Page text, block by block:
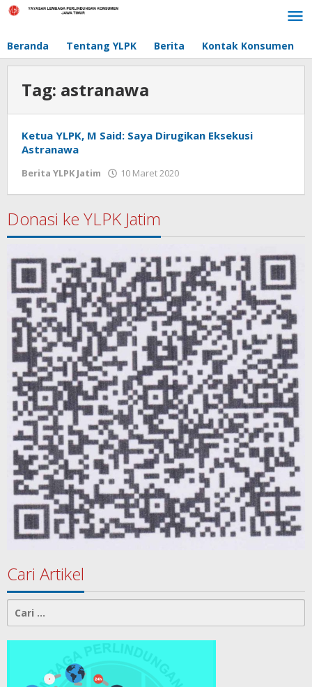
Lewati
Beranda Tentang YLPK Berita Kontak Konsumen
Tag: astranawa
Ketua YLPK, M Said: Saya Dirugikan Eksekusi
Astranawa
Berita YLPK Jatim 10 Maret 2020
Donasi ke YLPK Jatim
Cari Artikel
Cari
untuk: